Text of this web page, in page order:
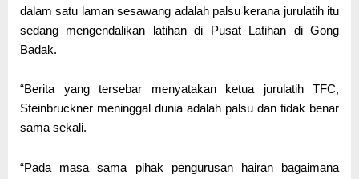
dalam satu laman sesawang adalah palsu kerana jurulatih itu
sedang mengendalikan latihan di Pusat Latihan di Gong
Badak.
“Berita yang tersebar menyatakan ketua jurulatih TFC,
Steinbruckner meninggal dunia adalah palsu dan tidak benar
sama sekali.
“Pada masa sama pihak pengurusan hairan bagaimana